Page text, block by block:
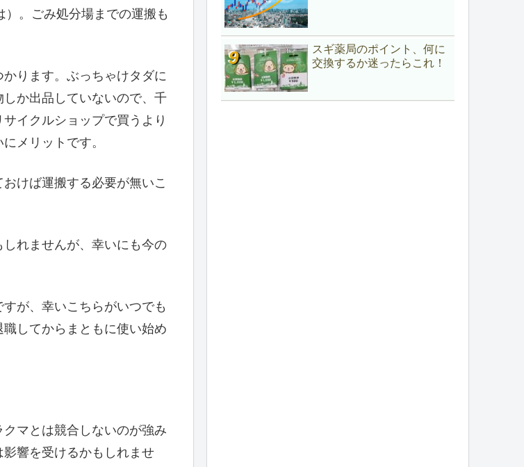
。ごみ処分場までの運搬も
ります。ぶっちゃけタダに
か出品していないので、千
イクルショップで買うより
メリットです。
けば運搬する必要が無いこ
れませんが、幸いにも今の
が、幸いこちらがいつでも
してからまともに使い始め
マとは競合しないのが強み
響を受けるかもしれませ
スギ薬局のポイント、何に
交換するか迷ったらこれ！